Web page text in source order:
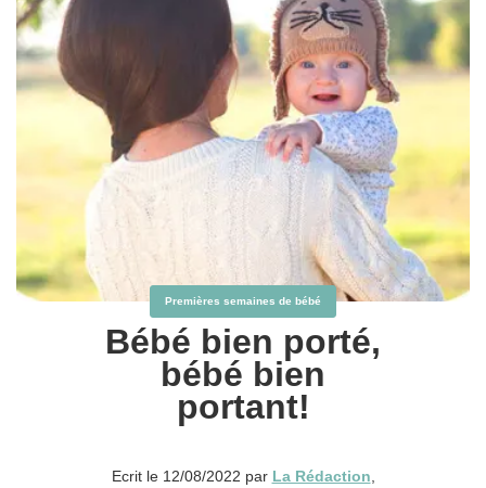
Premières semaines de bébé
Bébé bien porté,
bébé bien
portant!
Ecrit le 12/08/2022 par La Rédaction